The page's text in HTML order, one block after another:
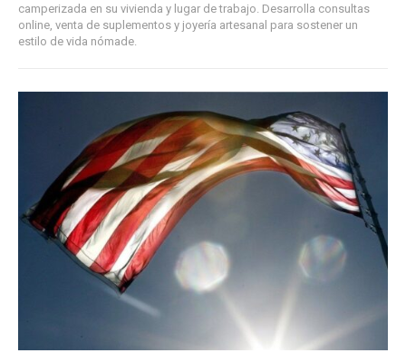
camperizada en su vivienda y lugar de trabajo. Desarrolla consultas
online, venta de suplementos y joyería artesanal para sostener un
estilo de vida nómade.